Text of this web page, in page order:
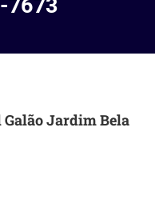
7673
Jardim Bela